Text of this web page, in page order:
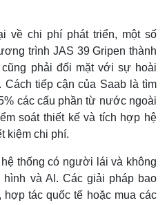
về chi phí phát triển, một số
trình JAS 39 Gripen thành
phải đối mặt với sự hoài
tiếp cận của Saab là tìm
các cấu phần từ nước ngoài
soát thiết kế và tích hợp hệ
kiệm chi phí.
thống có người lái và không
và AI. Các giải pháp bao
tác quốc tế hoặc mua các